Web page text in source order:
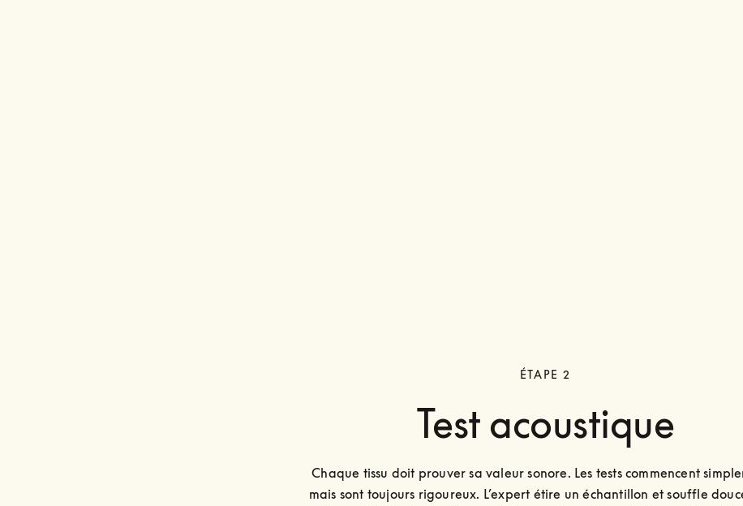
ÉTAPE 2
Test acoustique
Chaque tissu doit prouver sa valeur sonore. Les tests commencent
mais sont toujours rigoureux. L’expert étire un échantillon et souffle